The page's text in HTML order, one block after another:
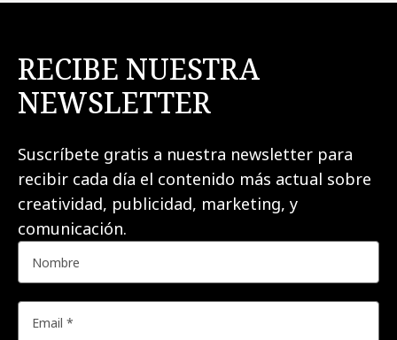
RECIBE NUESTRA
NEWSLETTER
Suscríbete gratis a nuestra newsletter para
recibir cada día el contenido más actual sobre
creatividad, publicidad, marketing, y
comunicación.